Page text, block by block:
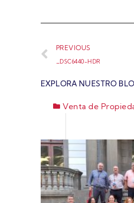
PREVIOUS
_DSC6440-HDR
EXPLORA NUESTRO
Venta de